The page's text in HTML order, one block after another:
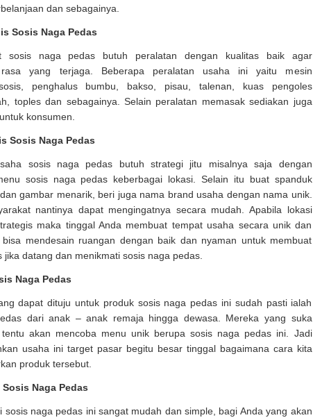
dan sebagainya.
Sosis Naga Pedas
sosis naga pedas butuh peralatan dengan kualitas baik agar
rasa yang terjaga. Beberapa peralatan usaha ini yaitu mesin
penghalus bumbu, bakso, pisau, talenan, kuas pengoles
toples dan sebagainya. Selain peralatan memasak sediakan juga
konsumen.
Sosis Naga Pedas
sosis naga pedas butuh strategi jitu misalnya saja dengan
sosis naga pedas keberbagai lokasi. Selain itu buat spanduk
gambar menarik, beri juga nama brand usaha dengan nama unik.
nantinya dapat mengingatnya secara mudah. Apabila lokasi
maka tinggal Anda membuat tempat usaha secara unik dan
bisa mendesain ruangan dengan baik dan nyaman untuk membuat
jika datang dan menikmati sosis naga pedas.
Naga Pedas
dapat dituju untuk produk sosis naga pedas ini sudah pasti ialah
dari anak – anak remaja hingga dewasa. Mereka yang suka
akan mencoba menu unik berupa sosis naga pedas ini. Jadi
usaha ini target pasar begitu besar tinggal bagaimana cara kita
produk tersebut.
Sosis Naga Pedas
sosis naga pedas ini sangat mudah dan simple, bagi Anda yang akan